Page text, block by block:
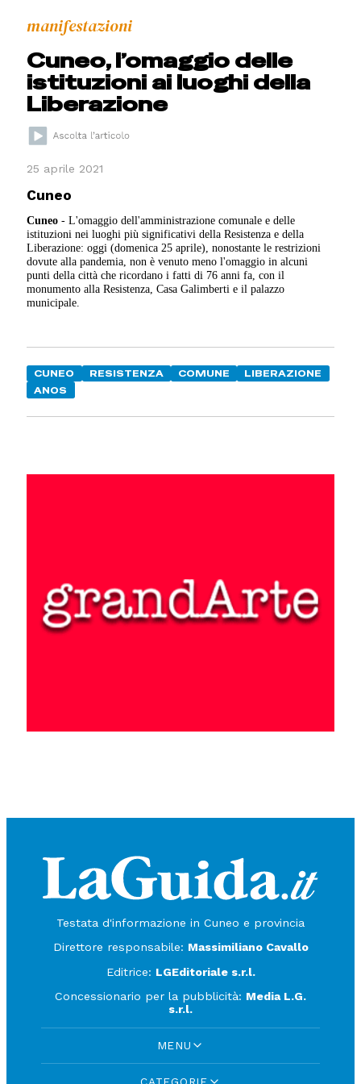
manifestazioni
Cuneo, l’omaggio delle
istituzioni ai luoghi della
Liberazione
25 aprile 2021
Cuneo
Cuneo - L'omaggio dell'amministrazione comunale e delle
istituzioni nei luoghi più significativi della Resistenza e della
Liberazione: oggi (domenica 25 aprile), nonostante le restrizioni
dovute alla pandemia, non è venuto meno l'omaggio in alcuni
punti della città che ricordano i fatti di 76 anni fa, con il
monumento alla Resistenza, Casa Galimberti e il palazzo
municipale.
CUNEO RESISTENZA COMUNE
LIBERAZIONE
ANOS
Testata d'informazione in Cuneo e provincia
Direttore responsabile: Massimiliano Cavallo
Editrice: LGEditoriale s.r.l.
Concessionario per la pubblicità: Media L.G.
s.r.l.
MENU
CATEGORIE